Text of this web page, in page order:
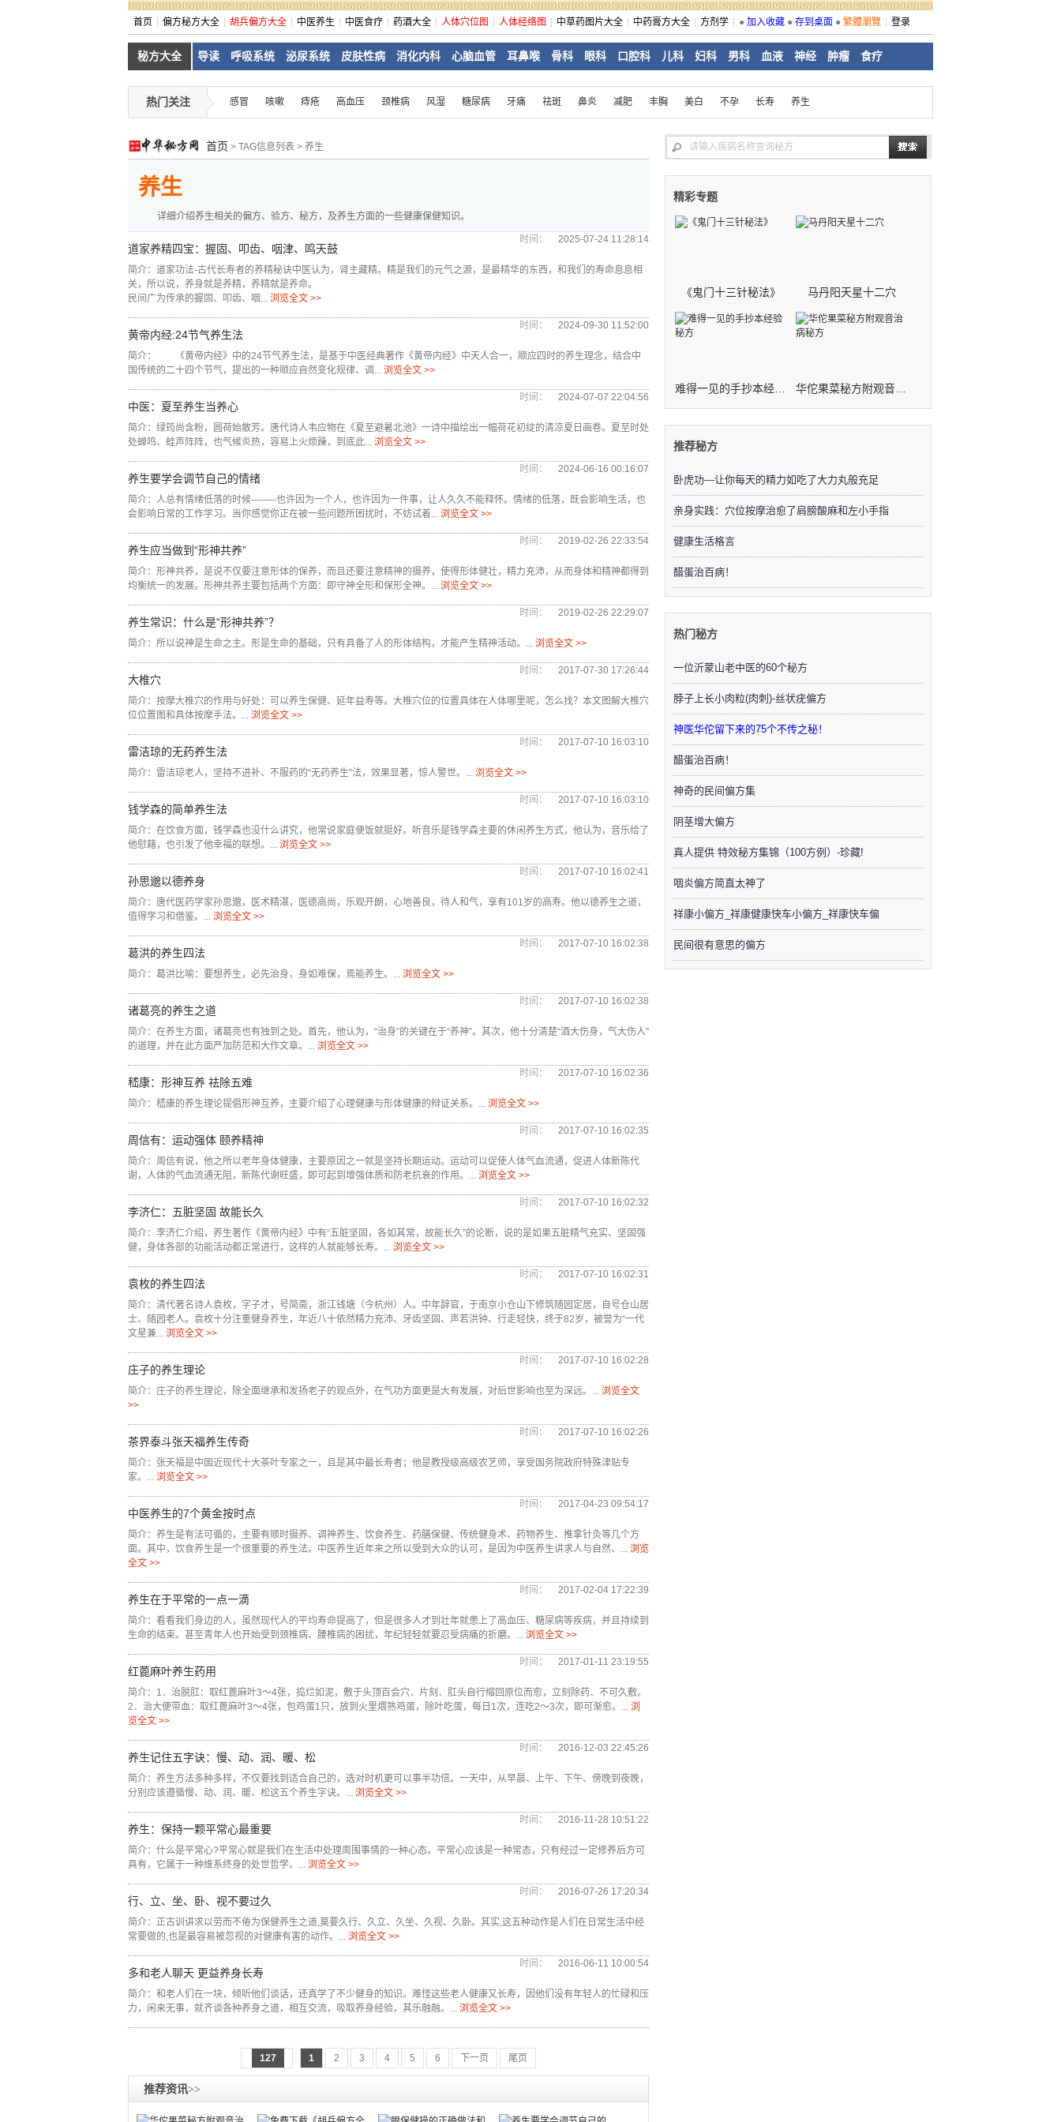
首页 偏方秘方大全 胡兵偏方大全 中医养生 中医食疗 药酒大全 人体穴位图 人体经络图 中草药图片大全 中药膏方大全 方剂学 ● 加入收藏 ● 存到桌面 ● 繁體瀏覽 登录
秘方大全 导读 呼吸系统 泌尿系统 皮肤性病 消化内科 心脑血管 耳鼻喉 骨科 眼科 口腔科 儿科 妇科 男科 血液 神经 肿瘤 食疗
热门关注 感冒 咳嗽 痔疮 高血压 颈椎病 风湿 糖尿病 牙痛 祛斑 鼻炎 减肥 丰胸 美白 不孕 长寿 养生
首页 > TAG信息列表 > 养生
养生
详细介绍养生相关的偏方、验方、秘方，及养生方面的一些健康保健知识。
道家养精四宝：握固、叩齿、咽津、鸣天鼓
时间： 2025-07-24 11:28:14
简介：道家功法-古代长寿者的养精秘诀中医认为，肾主藏精。精是我们的元气之源，是最精华的东西，和我们的寿命息息相
关，所以说，养身就是养精，养精就是养命。
民间广为传承的握固、叩齿、咽... 浏览全文 >>
黄帝内经:24节气养生法
时间： 2024-09-30 11:52:00
简介： 《黄帝内经》中的24节气养生法，是基于中医经典著作《黄帝内经》中天人合一，顺应四时的养生理念，结合中
国传统的二十四个节气，提出的一种顺应自然变化规律、调... 浏览全文 >>
中医：夏至养生当养心
时间： 2024-07-07 22:04:56
简介：绿筠尚含粉，圆荷始散芳。唐代诗人韦应物在《夏至避暑北池》一诗中描绘出一幅荷花初绽的清凉夏日画卷。夏至时处
处蝉鸣、蛙声阵阵，也气候炎热，容易上火烦躁，到底此... 浏览全文 >>
养生要学会调节自己的情绪
时间： 2024-06-16 00:16:07
简介：人总有情绪低落的时候--------也许因为一个人，也许因为一件事，让人久久不能释怀。情绪的低落，既会影响生活，也
会影响日常的工作学习。当你感觉你正在被一些问题所困扰时，不妨试着... 浏览全文 >>
养生应当做到“形神共养”
时间： 2019-02-26 22:33:54
简介：形神共养，是说不仅要注意形体的保养，而且还要注意精神的摄养，使得形体健壮，精力充沛，从而身体和精神都得到
均衡统一的发展。形神共养主要包括两个方面：即守神全形和保形全神。... 浏览全文 >>
养生常识：什么是“形神共养”？
时间： 2019-02-26 22:29:07
简介：所以说神是生命之主。形是生命的基础，只有具备了人的形体结构，才能产生精神活动。... 浏览全文 >>
大椎穴
时间： 2017-07-30 17:26:44
简介：按摩大椎穴的作用与好处：可以养生保健、延年益寿等。大椎穴位的位置具体在人体哪里呢，怎么找？本文图解大椎穴
位位置图和具体按摩手法。... 浏览全文 >>
雷洁琼的无药养生法
时间： 2017-07-10 16:03:10
简介：雷洁琼老人，坚持不进补、不服药的“无药养生”法，效果显著，惊人警世。... 浏览全文 >>
钱学森的简单养生法
时间： 2017-07-10 16:03:10
简介：在饮食方面，钱学森也没什么讲究，他常说家庭便饭就挺好。听音乐是钱学森主要的休闲养生方式，他认为，音乐给了
他慰藉，也引发了他幸福的联想。... 浏览全文 >>
孙思邈以德养身
时间： 2017-07-10 16:02:41
简介：唐代医药学家孙思邈，医术精湛，医德高尚，乐观开朗，心地善良，待人和气，享有101岁的高寿。他以德养生之道，
值得学习和借鉴。... 浏览全文 >>
葛洪的养生四法
时间： 2017-07-10 16:02:38
简介：葛洪比喻：要想养生，必先治身，身如难保，焉能养生。... 浏览全文 >>
诸葛亮的养生之道
时间： 2017-07-10 16:02:38
简介：在养生方面，诸葛亮也有独到之处。首先，他认为，“治身”的关键在于“养神”。其次，他十分清楚“酒大伤身，气大伤人”
的道理，并在此方面严加防范和大作文章。... 浏览全文 >>
嵇康：形神互养 祛除五难
时间： 2017-07-10 16:02:36
简介：嵇康的养生理论提倡形神互养，主要介绍了心理健康与形体健康的辩证关系。... 浏览全文 >>
周信有：运动强体 颐养精神
时间： 2017-07-10 16:02:35
简介：周信有说，他之所以老年身体健康，主要原因之一就是坚持长期运动。运动可以促使人体气血流通，促进人体新陈代
谢，人体的气血流通无阻，新陈代谢旺盛，即可起到增强体质和防老抗衰的作用。... 浏览全文 >>
李济仁：五脏坚固 故能长久
时间： 2017-07-10 16:02:32
简介：李济仁介绍，养生著作《黄帝内经》中有“五脏坚固，各如其常，故能长久”的论断，说的是如果五脏精气充实、坚固强
健，身体各部的功能活动都正常进行，这样的人就能够长寿。... 浏览全文 >>
袁枚的养生四法
时间： 2017-07-10 16:02:31
简介：清代著名诗人袁枚，字子才，号简斋，浙江钱塘（今杭州）人。中年辞官，于南京小仓山下修筑随园定居，自号仓山居
士、随园老人。袁枚十分注重健身养生，年近八十依然精力充沛、牙齿坚固、声若洪钟、行走轻快，终于82岁，被誉为“一代
文星兼... 浏览全文 >>
庄子的养生理论
时间： 2017-07-10 16:02:28
简介：庄子的养生理论，除全面继承和发扬老子的观点外，在气功方面更是大有发展，对后世影响也至为深远。... 浏览全文
>>
茶界泰斗张天福养生传奇
时间： 2017-07-10 16:02:26
简介：张天福是中国近现代十大茶叶专家之一，且是其中最长寿者；他是教授级高级农艺师，享受国务院政府特殊津贴专
家。... 浏览全文 >>
中医养生的7个黄金按时点
时间： 2017-04-23 09:54:17
简介：养生是有法可循的，主要有顺时摄养、调神养生、饮食养生、药膳保健、传统健身术、药物养生、推拿针灸等几个方
面。其中，饮食养生是一个很重要的养生法。中医养生近年来之所以受到大众的认可，是因为中医养生讲求人与自然、... 浏览
全文 >>
养生在于平常的一点一滴
时间： 2017-02-04 17:22:39
简介：看看我们身边的人，虽然现代人的平均寿命提高了，但是很多人才到壮年就患上了高血压、糖尿病等疾病，并且持续到
生命的结束。甚至青年人也开始受到颈椎病、腰椎病的困扰，年纪轻轻就要忍受病痛的折磨。... 浏览全文 >>
红蓖麻叶养生药用
时间： 2017-01-11 23:19:55
简介：1．治脱肛：取红蓖麻叶3～4张，捣烂如泥，敷于头顶百会穴．片刻．肛头自行缩回原位而愈，立刻除药．不可久敷。
2．治大便带血：取红蓖麻叶3～4张，包鸡蛋1只，放到火里煨熟鸡蛋，除叶吃蛋，每日1次，连吃2～3次，即可渐愈。... 浏
览全文 >>
养生记住五字诀：慢、动、润、暖、松
时间： 2016-12-03 22:45:26
简介：养生方法多种多样，不仅要找到适合自己的，选对时机更可以事半功倍。一天中，从早晨、上午、下午、傍晚到夜晚，
分别应该遵循慢、动、润、暖、松这五个养生字诀。... 浏览全文 >>
养生：保持一颗平常心最重要
时间： 2016-11-28 10:51:22
简介：什么是平常心?平常心就是我们在生活中处理周围事情的一种心态。平常心应该是一种常态，只有经过一定修养后方可
具有，它属于一种维系终身的处世哲学。... 浏览全文 >>
行、立、坐、卧、视不要过久
时间： 2016-07-26 17:20:34
简介：正古训讲求以劳而不倦为保健养生之道,莫要久行、久立、久坐、久视、久卧。其实,这五种动作是人们在日常生活中经
常要做的,也是最容易被忽视的对健康有害的动作。... 浏览全文 >>
多和老人聊天 更益养身长寿
时间： 2016-06-11 10:00:54
简介：和老人们在一块，倾听他们谈话，还真学了不少健身的知识。难怪这些老人健康又长寿，因他们没有年轻人的忙碌和压
力，闲来无事，就齐谈各种养身之道，相互交流，吸取养身经验，其乐融融。... 浏览全文 >>
127 1 2 3 4 5 6 下一页 尾页
推荐资讯>>
精彩专题
《鬼门十三针秘法》 马丹阳天星十二穴
推荐秘方
卧虎功—让你每天的精力如吃了大力丸般充足
亲身实践：穴位按摩治愈了肩膀酸麻和左小手指
健康生活格言
醋蛋治百病！
热门秘方
一位沂蒙山老中医的60个秘方
脖子上长小肉粒(肉刺)-丝状疣偏方
神医华佗留下来的75个不传之秘！
醋蛋治百病！
神奇的民间偏方集
阴茎增大偏方
真人提供 特效秘方集锦（100方例）-珍藏!
咽炎偏方简直太神了
祥康小偏方_祥康健康快车小偏方_祥康快车偏
民间很有意思的偏方